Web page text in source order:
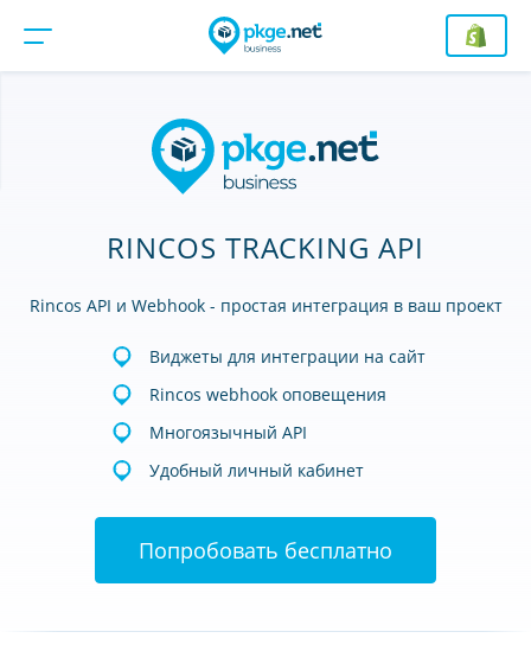
RINCOS TRACKING API
Rincos API и Webhook - простая интеграция в ваш проект
Виджеты для интеграции на сайт
Rincos webhook оповещения
Многоязычный API
Удобный личный кабинет
Попробовать бесплатно